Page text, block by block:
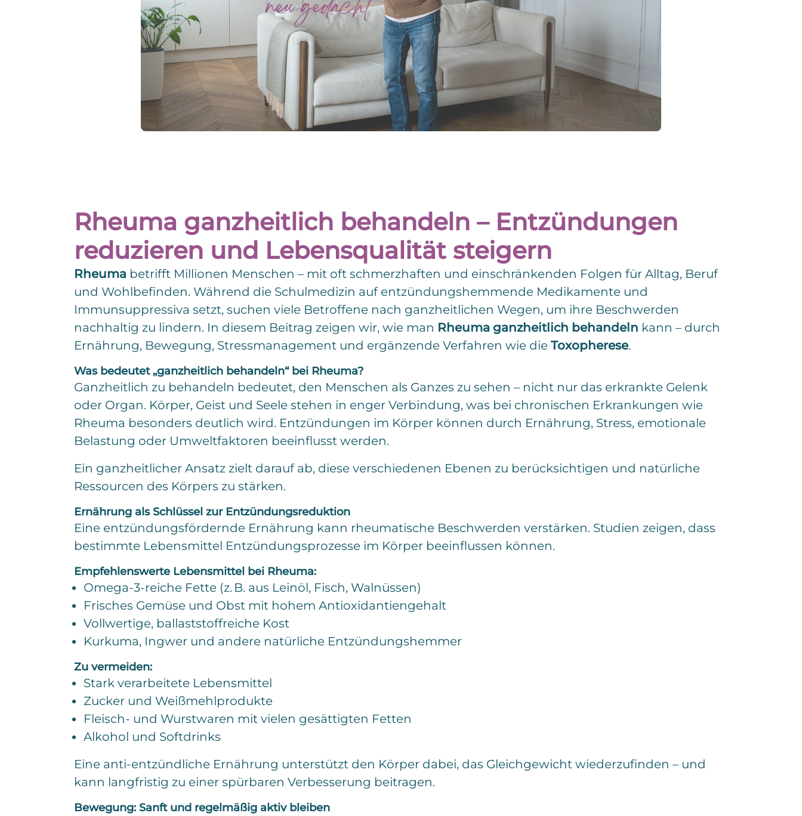
Change.org
Rheuma ganzheitlich behandeln – Entzündungen
reduzieren und Lebensqualität steigern
Rheuma betrifft Millionen Menschen – mit oft schmerzhaften und einschränkenden Folgen für Alltag, Beruf
und Wohlbefinden. Während die Schulmedizin auf entzündungshemmende Medikamente und
Immunsuppressiva setzt, suchen viele Betroffene nach ganzheitlichen Wegen, um ihre Beschwerden
nachhaltig zu lindern. In diesem Beitrag zeigen wir, wie man Rheuma ganzheitlich behandeln kann – durch
Ernährung, Bewegung, Stressmanagement und ergänzende Verfahren wie die Toxopherese.
Was bedeutet „ganzheitlich behandeln“ bei Rheuma?
Ganzheitlich zu behandeln bedeutet, den Menschen als Ganzes zu sehen – nicht nur das erkrankte Gelenk
oder Organ. Körper, Geist und Seele stehen in enger Verbindung, was bei chronischen Erkrankungen wie
Rheuma besonders deutlich wird. Entzündungen im Körper können durch Ernährung, Stress, emotionale
Belastung oder Umweltfaktoren beeinflusst werden.
Ein ganzheitlicher Ansatz zielt darauf ab, diese verschiedenen Ebenen zu berücksichtigen und natürliche
Ressourcen des Körpers zu stärken.
Ernährung als Schlüssel zur Entzündungsreduktion
Eine entzündungsfördernde Ernährung kann rheumatische Beschwerden verstärken. Studien zeigen, dass
bestimmte Lebensmittel Entzündungsprozesse im Körper beeinflussen können.
Empfehlenswerte Lebensmittel bei Rheuma:
Omega-3-reiche Fette (z. B. aus Leinöl, Fisch, Walnüssen)
Frisches Gemüse und Obst mit hohem Antioxidantiengehalt
Vollwertige, ballaststoffreiche Kost
Kurkuma, Ingwer und andere natürliche Entzündungshemmer
Zu vermeiden:
Stark verarbeitete Lebensmittel
Zucker und Weißmehlprodukte
Fleisch- und Wurstwaren mit vielen gesättigten Fetten
Alkohol und Softdrinks
Eine anti-entzündliche Ernährung unterstützt den Körper dabei, das Gleichgewicht wiederzufinden – und
kann langfristig zu einer spürbaren Verbesserung beitragen.
Bewegung: Sanft und regelmäßig aktiv bleiben